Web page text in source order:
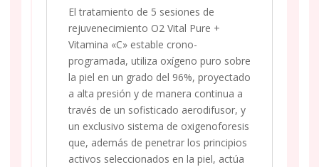
cantidadEl tratamiento de 5 sesiones de
rejuvenecimiento O2 Vital Pure +
Vitamina «C» estable crono-
programada, utiliza oxígeno puro sobre
la piel en un grado del 96%, proyectado
a alta presión y de manera continua a
través de un sofisticado aerodifusor, y
un exclusivo sistema de oxigenoforesis
que, además de penetrar los principios
activos seleccionados en la piel, actúa